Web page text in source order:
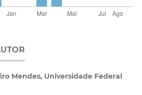
Mendes, Universidade Federal